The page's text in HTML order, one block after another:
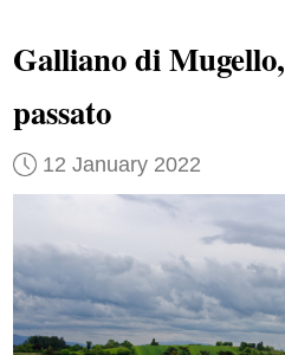
Galliano di Mugello,
passato
12 January 2022